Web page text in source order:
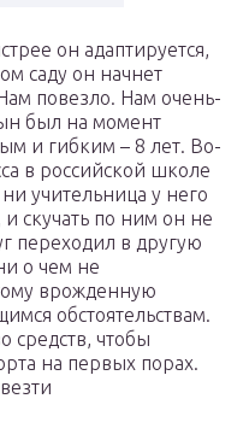
он адаптируется,
саду он начнет
повезло. Нам очень-
был на момент
и гибким – 8 лет. Во-
в российской школе
учительница у него
скучать по ним он не
переходил в другую
о чем не
врожденную
обстоятельствам.
средств, чтобы
на первых порах.